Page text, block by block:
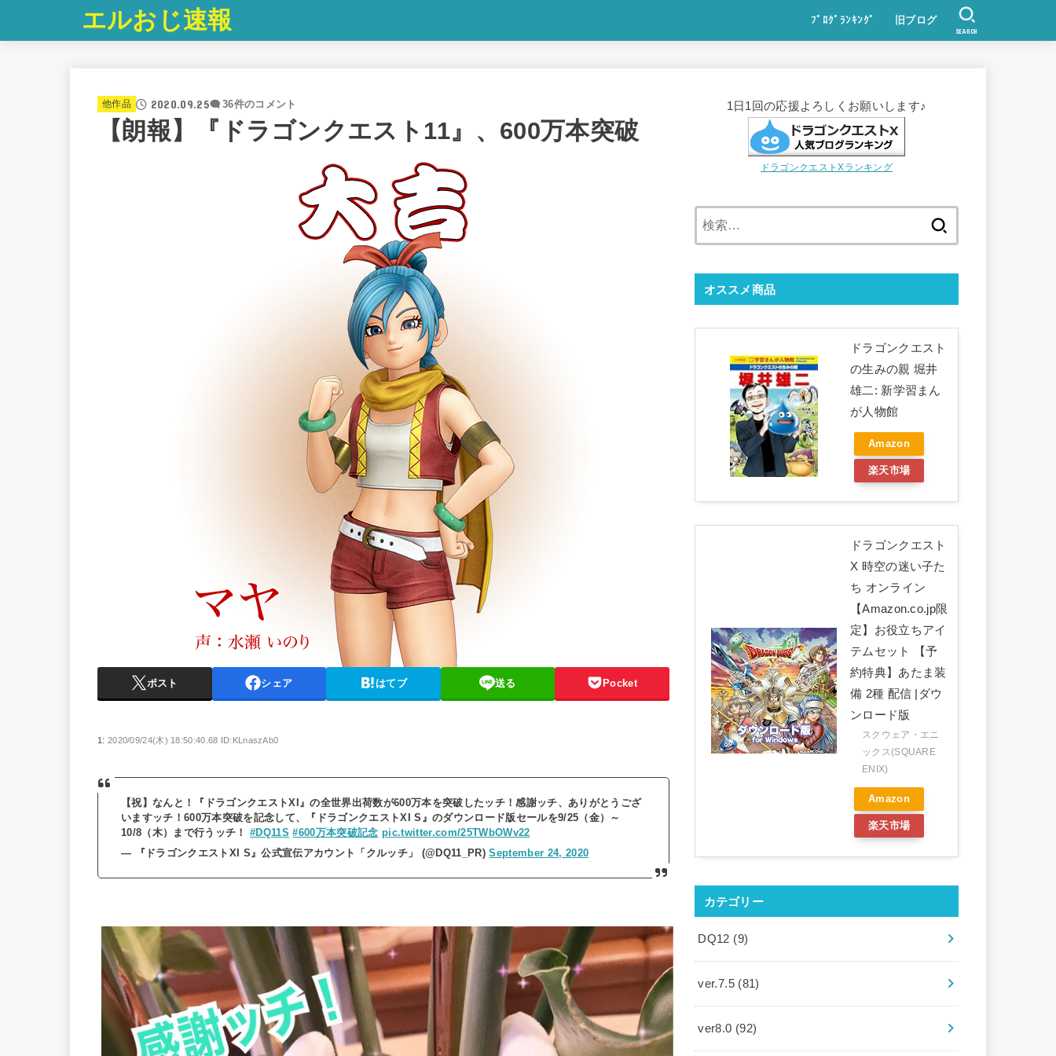
エルおじ速報 ﾌﾞﾛｸﾞﾗﾝｷﾝｸﾞ 旧ブログ
SEARCH
他作品 2020.09.25 36件のコメント
【朗報】『ドラゴンクエスト11』、600万本突破
ポスト シェア はてブ 送る Pocket
1: 2020/09/24(木) 18:50:40.68 ID:KLnaszAb0
【祝】なんと！『ドラゴンクエストXI』の全世界出荷数が600万本を突破したッチ！感謝ッチ、ありがとうござ
いますッチ！600万本突破を記念して、『ドラゴンクエストXI S』のダウンロード版セールを9/25（金）～
10/8（木）まで行うッチ！#DQ11S #600万本突破記念 pic.twitter.com/25TWbOWv22
— 『ドラゴンクエストXI S』公式宣伝アカウント「クルッチ」 (@DQ11_PR)September 24, 2020
1日1回の応援よろしくお願いします♪
ドラゴンクエストXランキング
オススメ商品
ドラゴンクエスト
の生みの親 堀井
雄二: 新学習まん
が人物館
Amazon
楽天市場
ドラゴンクエスト
X 時空の迷い子た
ち オンライン
【Amazon.co.jp限
定】お役立ちアイ
テムセット 【予
約特典】あたま装
備 2種 配信 |ダウ
ンロード版
スクウェア・エニ
ックス(SQUARE
ENIX)
Amazon
楽天市場
カテゴリー
DQ12 (9)
ver.7.5 (81)
ver8.0 (92)